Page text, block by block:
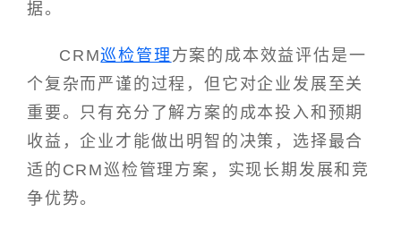
据。
CRM巡检管理 方案的成本效益评估是一
个复杂而严谨的过程，但它对企业发展至关
重要。只有充分了解方案的成本投入和预期
收益，企业才能做出明智的决策，选择最合
适的CRM巡检管理方案，实现长期发展和竞
争优势。